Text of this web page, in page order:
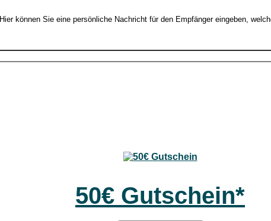
Hier können Sie eine persönliche Nachricht für den Empfänger eingeben,
50€ Gutschein*